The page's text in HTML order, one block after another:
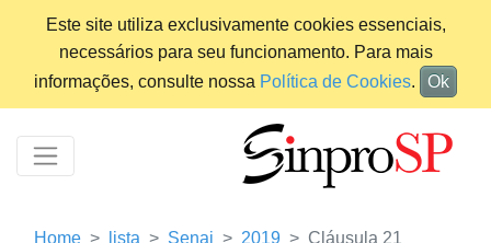
Este site utiliza exclusivamente cookies essenciais,
necessários para seu funcionamento. Para mais
informações, consulte nossa Política de Cookies. Ok
Home lista Senai 2019 Cláusula 21